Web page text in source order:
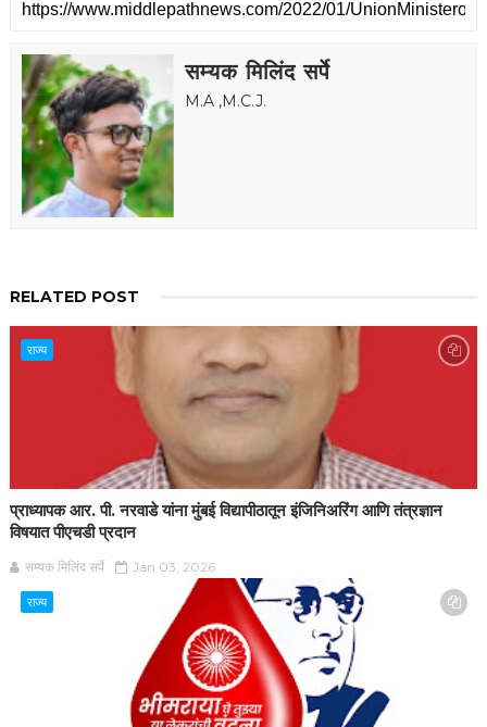
सम्यक मिलिंद सर्पे
M.A ,M.C.J.
RELATED POST
राज्य
प्राध्यापक आर. पी. नरवाडे यांना मुंबई विद्यापीठातून इंजिनिअरिंग आणि तंत्रज्ञान
विषयात पीएचडी प्रदान
सम्यक मिलिंद सर्पे Jan 03, 2026
राज्य